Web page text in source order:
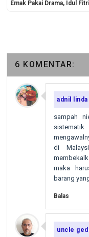
Emak Pakai Drama, Idul
6 KOMENTAR:
adnil linda
sampah
di
maka
barang
Balas
uncle